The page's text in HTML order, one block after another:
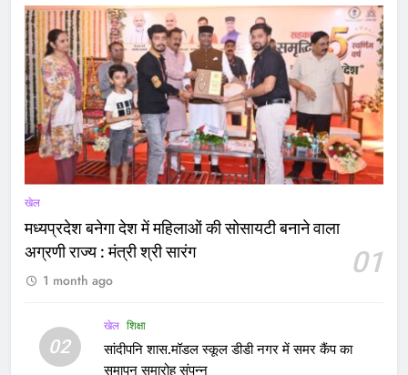
खेल
मध्यप्रदेश बनेगा देश में महिलाओं की सोसायटी बनाने वाला
अग्रणी राज्य : मंत्री श्री सारंग
01
1 month ago
02
खेल शिक्षा
सांदीपनि शास.मॉडल स्कूल डीडी नगर में समर कैंप का
समापन समारोह संपन्न